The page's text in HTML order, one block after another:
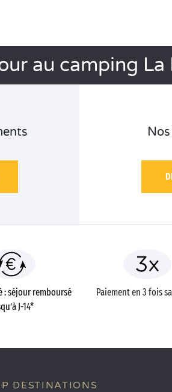
au camping La
séjour remboursé
J-14*
Paiement en 3 fois
DESTINATIONS